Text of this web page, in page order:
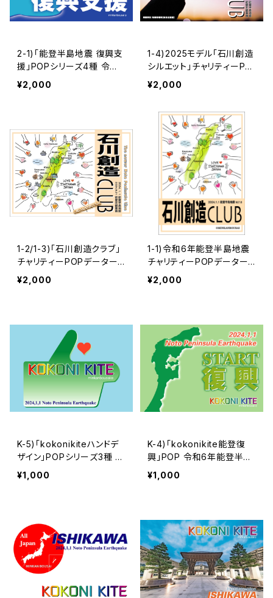
2-1)「能登半島地震 復興支
援」POPシリーズ4種 令和6
年能登半島地震チャリティ
ー支援データー | 民間防災
¥2,000
1-4)2025モデル「石川創造
シルエット」チャリティーPO
Pデーター A3サイズ | 民間
防災
¥2,000
1-2/1-3)「石川創造クラブ」
チャリティーPOPデーター
「豪雨災害入り」A4&A3 カ
ーマグネット用も追加 | 民
¥2,000
1-1)令和6年能登半島地震
チャリティーPOPデーター
「石川創造クラブ」A4&A3
カーマグネット推奨 | 民間
¥2,000
K-5)「kokonikiteハンドデ
ザイン」POPシリーズ3種 令
和6年能登半島地震チャリ
ティー支援データー | 民間
¥1,000
K-4)「kokonikite能登復
興」POP 令和6年能登半島
地震チャリティー支援デー
ター | 民間防災
¥1,000